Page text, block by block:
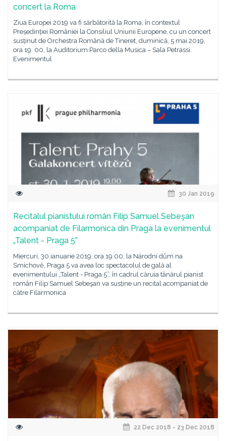
concert la Roma
Ziua Europei 2019 va fi sărbătorită la Roma, în contextul
Președinției României la Consiliul Uniunii Europene, cu un concert
susținut de Orchestra Română de Tineret, duminică, 5 mai 2019,
ora 19. 00, la Auditorium Parco della Musica – Sala Petrassi.
Evenimentul
30 Jan 2019
Recitalul pianistului român Filip Samuel Sebeşan
acompaniat de Filarmonica din Praga la evenimentul
„Talent - Praga 5”
Miercuri, 30 ianuarie 2019, ora 19:00, la Národní dům na
Smíchově, Praga 5 va avea loc spectacolul de gală al
evenimentului „Talent - Praga 5”, în cadrul căruia tânărul pianist
român Filip Samuel Sebeşan va susține un recital acompaniat de
către Filarmonica
22 Dec 2018 - 23 Dec 2018